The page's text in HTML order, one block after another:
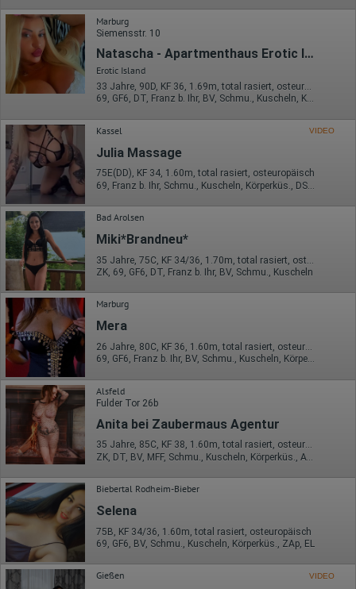
Marburg
Siemensstr. 10
Natascha - Apartmenthaus Erotic Island
Erotic Island
33 Jahre, 90D, KF 36, 1.69m, total rasiert, osteuropäisch
69, GF6, DT, Franz b. Ihr, BV, Schmu., Kuscheln, Körperküs.
Kassel VIDEO
Julia Massage
75E(DD), KF 34, 1.60m, total rasiert, osteuropäisch
Bad Arolsen
Miki*Brandneu*
ZK, 69, GF6, DT, Franz b. Ihr, BV, Schmu., Kuscheln
Marburg
Mera
26 Jahre, 80C, KF 36, 1.60m, total rasiert, osteuropäisch
69, GF6, Franz b. Ihr, BV, Schmu., Kuscheln, Körperküs., EL
Alsfeld
Fulder Tor 26b
Anita bei Zaubermaus Agentur
35 Jahre, 85C, KF 38, 1.60m, total rasiert, osteuropäisch
Biebertal Rodheim-Bieber
Selena
75B, KF 34/36, 1.60m, total rasiert, osteuropäisch
69, GF6, BV, Schmu., Kuscheln, Körperküs., ZAp, EL
Gießen VIDEO